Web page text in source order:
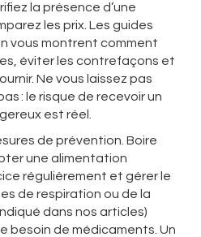
la présence d’une
les prix. Les guides
vous montrent comment
éviter les contrefaçons et
Ne vous laissez pas
: le risque de recevoir un
est réel.
de prévention. Boire
une alimentation
régulièrement et gérer le
de respiration ou de la
dans nos articles)
besoin de médicaments. Un